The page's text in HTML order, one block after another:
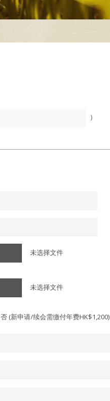
)
未选择文件
未选择文件
否 (新申请/续会需缴付年费HK$1,200)